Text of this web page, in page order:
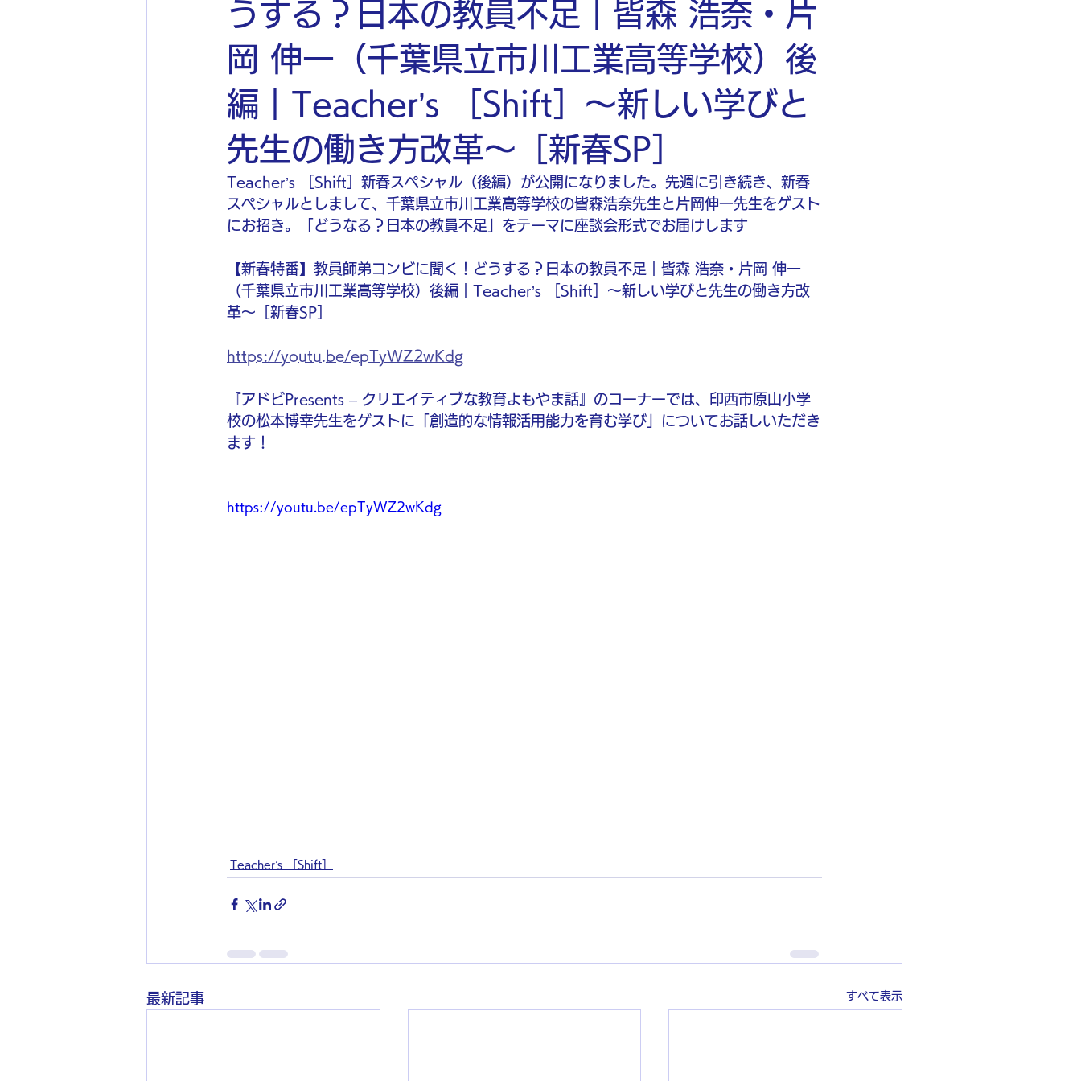
うする？日本の教員不足｜皆森 浩奈・片
岡 伸一（千葉県立市川工業高等学校）後
編｜Teacher’s ［Shift］〜新しい学びと
先生の働き方改革〜［新春SP］
Teacher’s ［Shift］新春スペシャル（後編）が公開になりました。先週に引き続き、新春
スペシャルとしまして、千葉県立市川工業高等学校の皆森浩奈先生と片岡伸一先生をゲスト
にお招き。「どうなる？日本の教員不足」をテーマに座談会形式でお届けします
【新春特番】教員師弟コンビに聞く！どうする？日本の教員不足｜皆森 浩奈・片岡 伸一
（千葉県立市川工業高等学校）後編｜Teacher’s ［Shift］〜新しい学びと先生の働き方改
革〜［新春SP］
https://youtu.be/epTyWZ2wKdg
『アドビPresents – クリエイティブな教育よもやま話』のコーナーでは、印西市原山小学
校の松本博幸先生をゲストに「創造的な情報活用能力を育む学び」についてお話しいただき
ます！
https://youtu.be/epTyWZ2wKdg
Teacher’s ［Shift］
最新記事 すべて表示